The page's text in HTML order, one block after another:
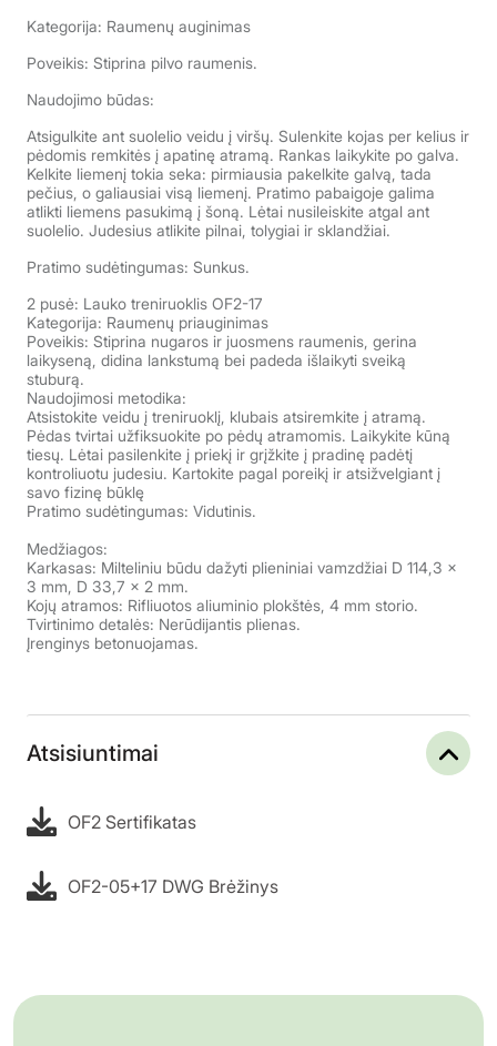
Kategorija: Raumenų auginimas
Poveikis: Stiprina pilvo raumenis.
Naudojimo būdas:
Atsigulkite ant suolelio veidu į viršų. Sulenkite kojas per kelius ir
pėdomis remkitės į apatinę atramą. Rankas laikykite po galva.
Kelkite liemenį tokia seka: pirmiausia pakelkite galvą, tada
pečius, o galiausiai visą liemenį. Pratimo pabaigoje galima
atlikti liemens pasukimą į šoną. Lėtai nusileiskite atgal ant
suolelio. Judesius atlikite pilnai, tolygiai ir sklandžiai.
Pratimo sudėtingumas: Sunkus.
2 pusė: Lauko treniruoklis OF2-17
Kategorija: Raumenų priauginimas
Poveikis: Stiprina nugaros ir juosmens raumenis, gerina
laikyseną, didina lankstumą bei padeda išlaikyti sveiką
stuburą.
Naudojimosi metodika:
Atsistokite veidu į treniruoklį, klubais atsiremkite į atramą.
Pėdas tvirtai užfiksuokite po pėdų atramomis. Laikykite kūną
tiesų. Lėtai pasilenkite į priekį ir grįžkite į pradinę padėtį
kontroliuotu judesiu. Kartokite pagal poreikį ir atsižvelgiant į
savo fizinę būklę
Pratimo sudėtingumas: Vidutinis.
Medžiagos:
Karkasas: Milteliniu būdu dažyti plieniniai vamzdžiai D 114,3 x
3 mm, D 33,7 x 2 mm.
Kojų atramos: Rifliuotos aliuminio plokštės, 4 mm storio.
Tvirtinimo detalės: Nerūdijantis plienas.
Įrenginys betonuojamas.
Atsisiuntimai
OF2 Sertifikatas
OF2-05+17 DWG Brėžinys